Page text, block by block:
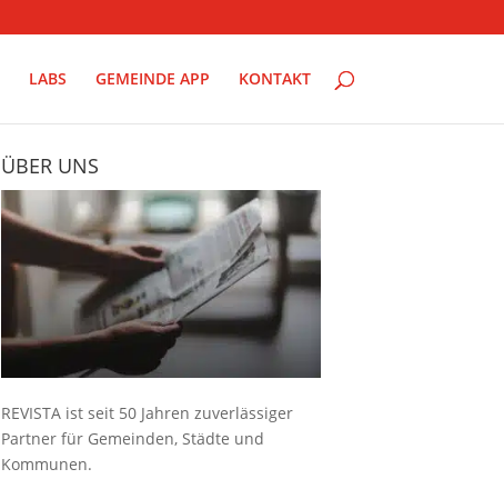
LABS GEMEINDE APP KONTAKT
ÜBER UNS
REVISTA ist seit 50 Jahren zuverlässiger
Partner für Gemeinden, Städte und
Kommunen.